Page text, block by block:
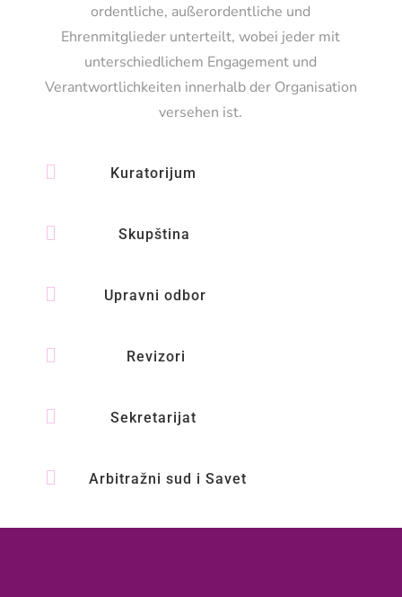
ordentliche, außerordentliche und
Ehrenmitglieder unterteilt, wobei jeder mit
unterschiedlichem Engagement und
Verantwortlichkeiten innerhalb der Organisation
versehen ist.
 Kuratorijum
 Skupština
 Upravni odbor
 Revizori
 Sekretarijat
 Arbitražni sud i Savet